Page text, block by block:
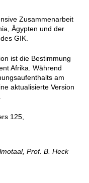
Zusammenarbeit
Ägypten und der
GIK.
ist die Bestimmung
Afrika. Während
am
aktualisierte Version
125,
Prof. B. Heck